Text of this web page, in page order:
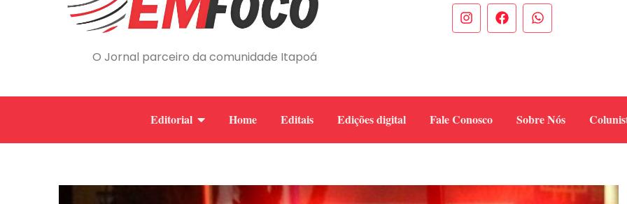
Workshop “Modelo Disney de Encantar Clientes” foi um verdadeiro sucesso em Itapoá
Votação dos Concursos de Natal segue aberta até 20 de dezembro
Você sabe o que é eritema? UBS do Paese orienta comunidade sobre sinais e cuidados
O Jornal parceiro da comunidade Itapoá
Editorial Home Editais Edições digital Fale Conosco Sobre Nós